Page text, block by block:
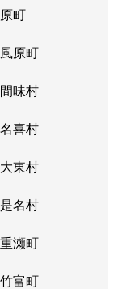
町
原町
味村
喜村
東村
名村
瀬町
富町